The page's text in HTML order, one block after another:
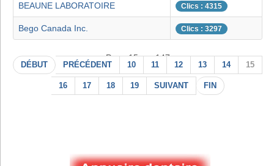
BEAUNE LABORATOIRE Clics : 4315
Bego Canada Inc. Clics : 3297
Page 15 sur 147
DÉBUT PRÉCÉDENT 10 11 12 13 14 15
16 17 18 19 SUIVANT FIN